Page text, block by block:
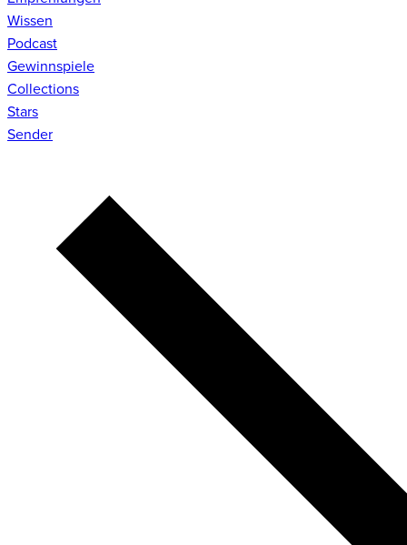
Wissen
Podcast
Gewinnspiele
Collections
Stars
Sender